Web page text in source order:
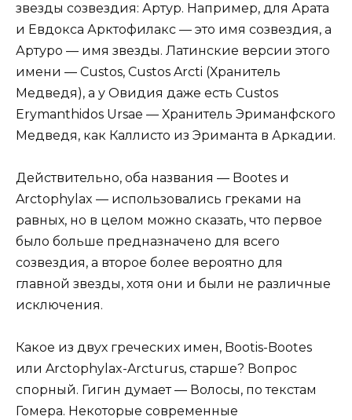
звезды созвездия: Артур. Например, для Арата
и Евдокса Арктофилакс — это имя созвездия, а
Артуро — имя звезды. Латинские версии этого
имени — Custos, Custos Arcti (Хранитель
Медведя), а у Овидия даже есть Custos
Erymanthidos Ursae — Хранитель Эриманфского
Медведя, как Каллисто из Эриманта в Аркадии.
Действительно, оба названия — Bootes и
Arctophylax — использовались греками на
равных, но в целом можно сказать, что первое
было больше предназначено для всего
созвездия, а второе более вероятно для
главной звезды, хотя они и были не различные
исключения.
Какое из двух греческих имен, Bootis-Bootes
или Arctophylax-Arcturus, старше? Вопрос
спорный. Гигин думает — Волосы, по текстам
Гомера. Некоторые современные